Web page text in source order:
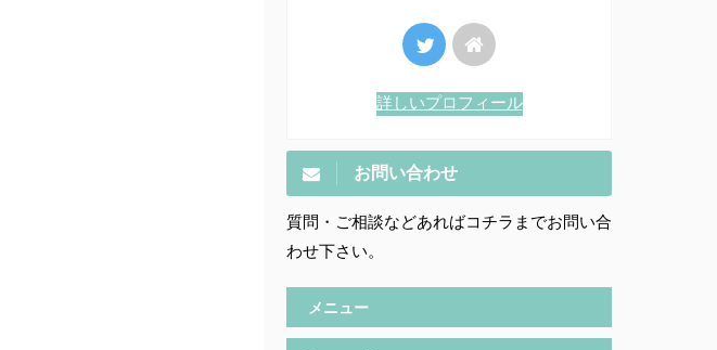
詳しいプロフィール
お問い合わせ
質問・ご相談などあればコチラまでお問い合
わせ下さい。
メニュー